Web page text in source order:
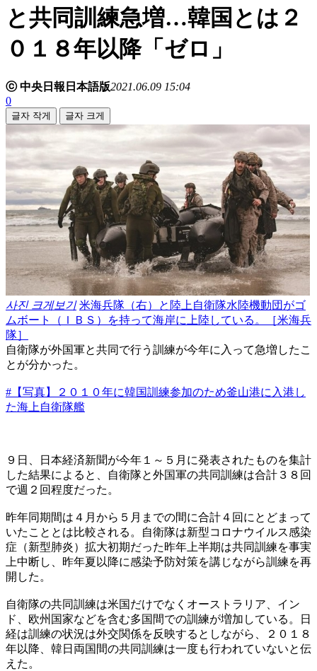
と共同訓練急増…韓国とは２
０１８年以降「ゼロ」
ⓒ 中央日報日本語版2021.06.09 15:04
0
글자 작게 글자 크게
사진 크게보기 米海兵隊（右）と陸上自衛隊水陸機動団がゴ
ムボート（ＩＢＳ）を持って海岸に上陸している。［米海兵
隊］
自衛隊が外国軍と共同で行う訓練が今年に入って急増したこ
とが分かった。
#【写真】２０１０年に韓国訓練参加のため釜山港に入港し
た海上自衛隊艦
９日、日本経済新聞が今年１～５月に発表されたものを集計
した結果によると、自衛隊と外国軍の共同訓練は合計３８回
で週２回程度だった。
昨年同期間は４月から５月までの間に合計４回にとどまって
いたこととは比較される。自衛隊は新型コロナウイルス感染
症（新型肺炎）拡大初期だった昨年上半期は共同訓練を事実
上中断し、昨年夏以降に感染予防対策を講じながら訓練を再
開した。
自衛隊の共同訓練は米国だけでなくオーストラリア、イン
ド、欧州国家などを含む多国間での訓練が増加している。日
経は訓練の状況は外交関係を反映するとしながら、２０１８
年以降、韓日両国間の共同訓練は一度も行われていないと伝
えた。